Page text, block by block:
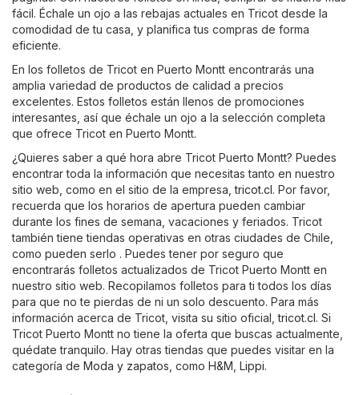
fácil. Échale un ojo a las rebajas actuales en Tricot desde la
comodidad de tu casa, y planifica tus compras de forma
eficiente.
En los folletos de Tricot en Puerto Montt encontrarás una
amplia variedad de productos de calidad a precios
excelentes. Estos folletos están llenos de promociones
interesantes, así que échale un ojo a la selección completa
que ofrece Tricot en Puerto Montt.
¿Quieres saber a qué hora abre Tricot Puerto Montt? Puedes
encontrar toda la información que necesitas tanto en nuestro
sitio web, como en el sitio de la empresa,tricot.cl. Por favor,
recuerda que los horarios de apertura pueden cambiar
durante los fines de semana, vacaciones y feriados. Tricot
también tiene tiendas operativas en otras ciudades de Chile,
como pueden serlo . Puedes tener por seguro que
encontrarás folletos actualizados de Tricot Puerto Montt en
nuestro sitio web. Recopilamos folletos para ti todos los días
para que no te pierdas de ni un solo descuento. Para más
información acerca de Tricot, visita su sitio oficial,tricot.cl. Si
Tricot Puerto Montt no tiene la oferta que buscas actualmente,
quédate tranquilo. Hay otras tiendas que puedes visitar en la
categoría de Moda y zapatos , como H&M Lippi.